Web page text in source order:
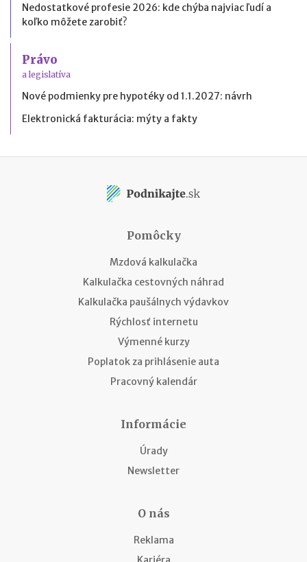
Nedostatkové profesie 2026: kde chýba najviac ľudí a
koľko môžete zarobiť?
Právo
a legislatíva
Nové podmienky pre hypotéky od 1.1.2027: návrh
Elektronická fakturácia: mýty a fakty
Pomôcky
Mzdová kalkulačka
Kalkulačka cestovných náhrad
Kalkulačka paušálnych výdavkov
Rýchlosť internetu
Výmenné kurzy
Poplatok za prihlásenie auta
Pracovný kalendár
Informácie
Úrady
Newsletter
O nás
Reklama